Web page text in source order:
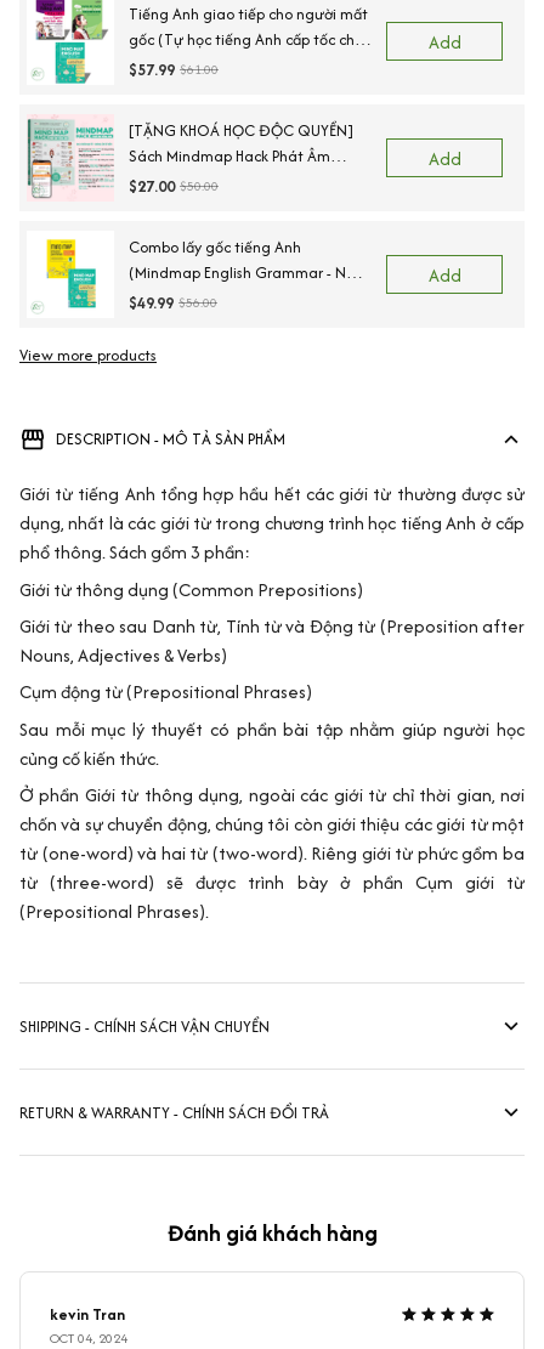
Tiếng Anh giao tiếp cho người mất
gốc (Tự học tiếng Anh cấp tốc cho
người mới bắt đầu+Tự học nghe
$57.99 $61.00
Add
[TẶNG KHOÁ HỌC ĐỘC QUYỀN]
Sách Mindmap Hack Phát Âm
Tiếng Anh Cho Người Mới Bắt Đầu,
$27.00 $50.00
Add
Combo lấy gốc tiếng Anh
(Mindmap English Grammar - Ngữ
Pháp Tiếng Anh Bằng Sơ Đồ Tư
- Từ Vựng Tiếng Anh Qua Sơ Đồ
$49.99 $56.00
Add
View more products
DESCRIPTION - MÔ TẢ SẢN PHẨM
Giới từ tiếng Anh tổng hợp hầu hết các giới từ thường được sử
dụng, nhất là các giới từ trong chương trình học tiếng Anh ở cấp
phổ thông. Sách gồm 3 phần:
Giới từ thông dụng (Common Prepositions)
Giới từ theo sau Danh từ, Tính từ và Động từ (Preposition after
Nouns, Adjectives & Verbs)
Cụm động từ (Prepositional Phrases)
Sau mỗi mục lý thuyết có phần bài tập nhằm giúp người học
củng cố kiến thức.
Ở phần Giới từ thông dụng, ngoài các giới từ chỉ thời gian, nơi
chốn và sự chuyển động, chúng tôi còn giới thiệu các giới từ một
từ (one-word) và hai từ (two-word). Riêng giới từ phức gồm ba
từ (three-word) sẽ được trình bày ở phần Cụm giới từ
(Prepositional Phrases).
SHIPPING - CHÍNH SÁCH VẬN CHUYỂN
RETURN & WARRANTY - CHÍNH SÁCH ĐỔI TRẢ
Đánh giá khách hàng
kevin Tran
OCT 04, 2024